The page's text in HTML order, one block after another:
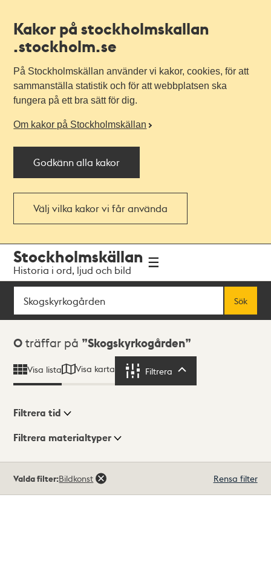
Kakor på stockholmskallan
.stockholm.se
På Stockholmskällan använder vi kakor, cookies, för att
sammanställa statistik och för att webbplatsen ska
fungera på ett bra sätt för dig.
Om kakor på Stockholmskällan
Godkänn alla kakor
Välj vilka kakor vi får använda
navigationen
huvudinnehållet
Stockholmskällan
Historia i ord, ljud och bild
Sök
Sök
Sökresultat
0 träffar på Skogskyrkogården
Visa lista Visa karta Filtrera
Visningsläge
Filtrera tid
Filtrera materialtyper
träffar
Valda filter:Bildkonst Rensa filter